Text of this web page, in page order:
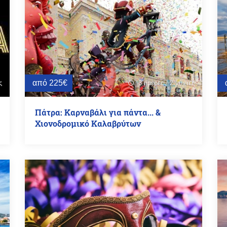
από 225€ schedule 3 ημέρες / 2 νύχτες
Πάτρα: Καρναβάλι για πάντα... &
Χιονοδρομικό Καλαβρύτων